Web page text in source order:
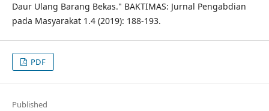
Daur Ulang Barang Bekas." BAKTIMAS: Jurnal Pengabdian
pada Masyarakat 1.4 (2019): 188-193.
PDF
Published